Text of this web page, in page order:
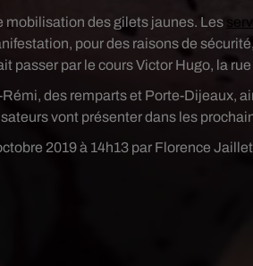
2019 à 14h13 par Florence Jaillet
mobilisation des gilets jaunes. Les
pour des raisons de
passer par le cours Victor Hugo, la
des remparts et Porte-Dijeaux,
vont présenter dans les